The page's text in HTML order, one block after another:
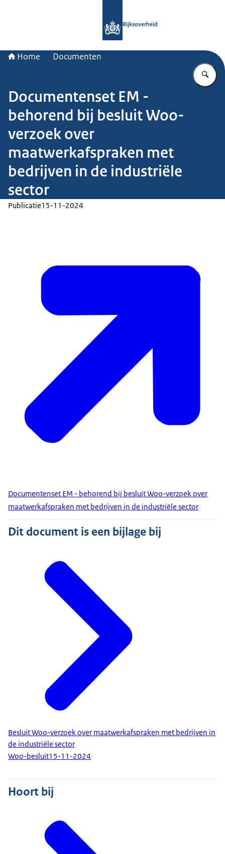
Rijksoverheid
Home Documenten
Documentenset EM -
behorend bij besluit Woo-
verzoek over
maatwerkafspraken met
bedrijven in de industriële
sector
Publicatie15-11-2024
Documentenset EM - behorend bij besluit Woo-verzoek over
maatwerkafspraken met bedrijven in de industriële sector
Dit document is een bijlage bij
Besluit Woo-verzoek over maatwerkafspraken met bedrijven in
de industriële sector
Woo-besluit15-11-2024
Hoort bij